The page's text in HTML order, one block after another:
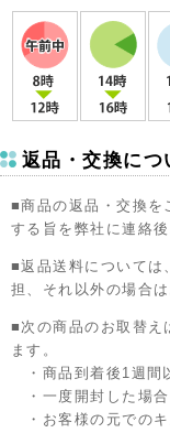
返品・交換につ
■商品の返品・交換を
する旨を弊社に連絡
■返品送料については
担、それ以外の場合
■次の商品のお取替え
ます。
・商品到着後1週間
・一度開封した場合
・お客様の元でのキ